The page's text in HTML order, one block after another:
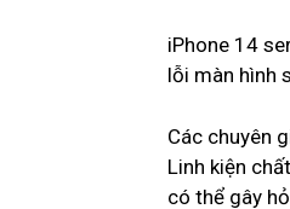
iPhone 14
lỗi màn hình
Các chuyên
Linh kiện
có thể gây